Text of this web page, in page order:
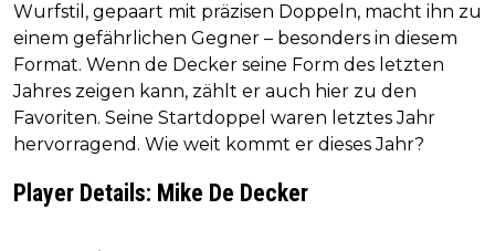
Wurfstil, gepaart mit präzisen Doppeln, macht ihn zu
einem gefährlichen Gegner – besonders in diesem
Format. Wenn de Decker seine Form des letzten
Jahres zeigen kann, zählt er auch hier zu den
Favoriten. Seine Startdoppel waren letztes Jahr
hervorragend. Wie weit kommt er dieses Jahr?
Player Details: Mike De Decker